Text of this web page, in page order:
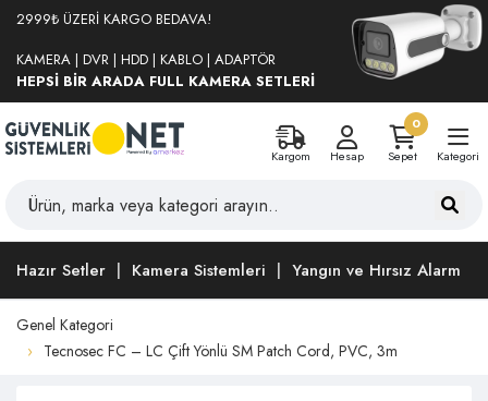
2999₺ ÜZERİ KARGO BEDAVA!
KAMERA | DVR | HDD | KABLO | ADAPTÖR
HEPSİ BİR ARADA FULL KAMERA SETLERİ
Kargom Hesap
0
Sepet
Kategori
Hazır Setler Kamera Sistemleri Yangın ve Hırsız Alarm
Genel Kategori
Tecnosec FC – LC Çift Yönlü SM Patch Cord, PVC, 3m